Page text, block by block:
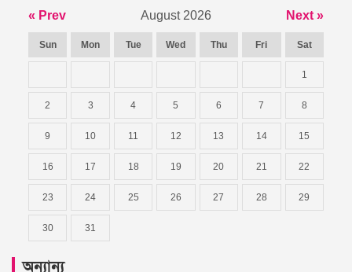
« Prev August 2026 Next »
Sun Mon Tue Wed Thu Fri Sat
1
2 3 4 5 6 7 8
9 10 11 12 13 14 15
16 17 18 19 20 21 22
23 24 25 26 27 28 29
30 31
অন্যান্য